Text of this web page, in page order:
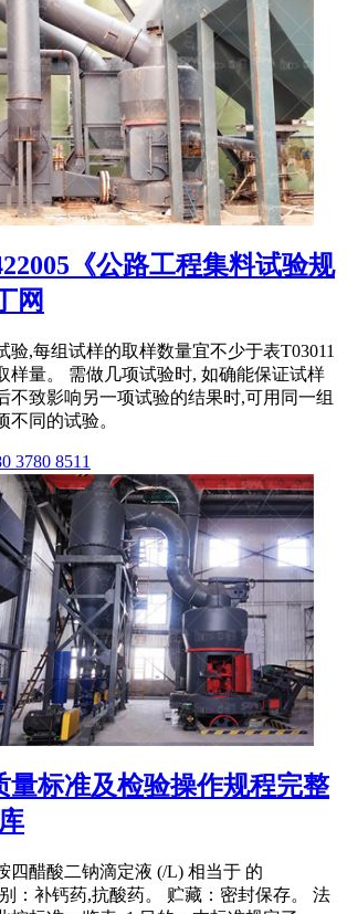
《公路工程集料试验规
网
验,每组试样的取样数量宜不少于表T03011
样量。 需做几项试验时, 如确能保证试样
不致影响另一项试验的结果时,可用同一组
不同的试验。
3780 8511
量标准及检验操作规程完整
四醋酸二钠滴定液 (/L) 相当于 的
：补钙药,抗酸药。 贮藏：密封保存。 法